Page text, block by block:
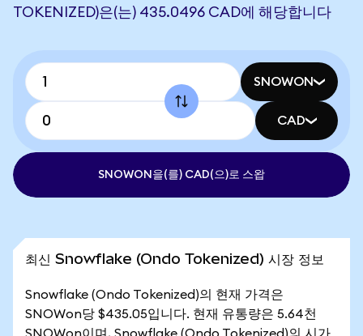
TOKENIZED)은(는) 435.0496 CAD에 해당합니다
SNOWON
CAD
SNOWON을(를) CAD(으)로 스왑
최신 Snowflake (Ondo Tokenized) 시장 정보
Snowflake (Ondo Tokenized)의 현재 가격은
SNOWon당 $435.05입니다. 현재 유통량은 5.64천